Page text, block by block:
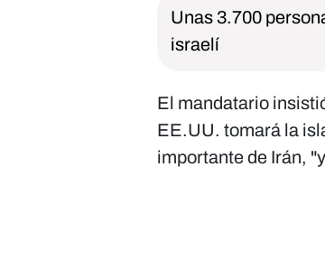
Unas 3.700
israelí
El mandatario
EE.UU. tomará la
importante de Irán,